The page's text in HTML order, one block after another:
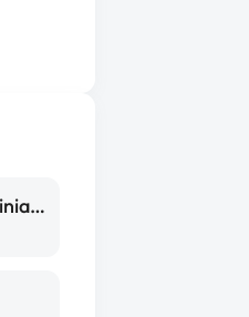
Mandimbisoa Joel Ratovoheriniaina